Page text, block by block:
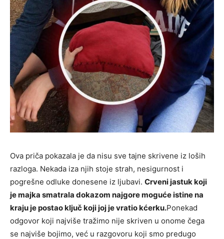
Ova priča pokazala je da nisu sve tajne skrivene iz loših
razloga. Nekada iza njih stoje strah, nesigurnost i
pogrešne odluke donesene iz ljubavi. Crveni jastuk koji
je majka smatrala dokazom najgore moguće istine na
kraju je postao ključ koji joj je vratio kćerku.Ponekad
odgovor koji najviše tražimo nije skriven u onome čega
se najviše bojimo, već u razgovoru koji smo predugo